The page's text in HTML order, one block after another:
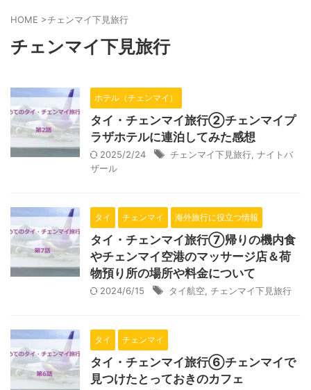
HOME >チェンマイ下見旅行
チェンマイ下見旅行
ホテル（チェンマイ）
タイ・チェンマイ旅行②チェンマイプ
ラザホテルに連泊してみた感想
2025/2/24 チェンマイ下見旅行, ナイトバ
ザール
タイ チェンマイ 海外旅行に役立つ情報
タイ・チェンマイ旅行⑦帰りの機内食
やチェンマイ空港のマッサージ店＆荷
物預り所の場所や料金について
2024/6/15 タイ航空, チェンマイ下見旅行
タイ チェンマイ
タイ・チェンマイ旅行⑥チェンマイで
見つけたとっておきのカフェ